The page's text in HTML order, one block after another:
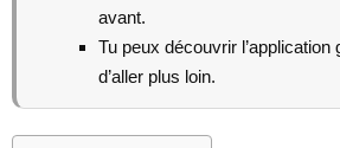
avant.
Tu peux découvrir l’application
d’aller plus loin.